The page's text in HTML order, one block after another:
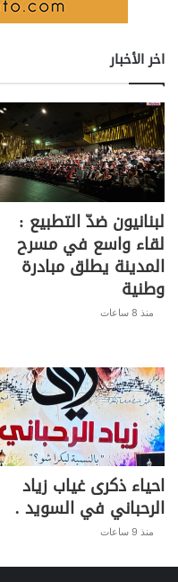
شكرت المركز الثقافي
بها الراحل.
F
a
c
e
b
o
o
T
w
itt
er
W
h
at
s
A
T
el
e
gr
a
اخر الأخبار
لبنانيون ضدّ التطبيع :
لقاء واسع في مسرح
المدينة يطلق مبادرة
وطنية
منذ 8 ساعات
احياء ذكرى غياب زياد
الرحباني في السويد .
منذ 9 ساعات